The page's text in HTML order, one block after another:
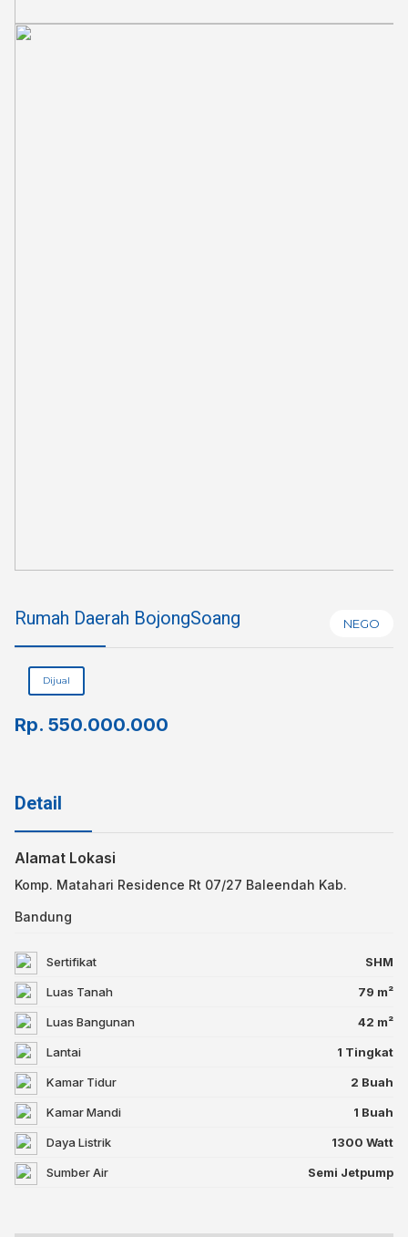
Rumah Daerah BojongSoang NEGO
Dijual
Rp. 550.000.000
Detail
Alamat Lokasi
Komp. Matahari Residence Rt 07/27 Baleendah Kab.
Bandung
Sertifikat SHM
Luas Tanah 79 m²
Luas Bangunan 42 m²
Lantai 1 Tingkat
Kamar Tidur 2 Buah
Kamar Mandi 1 Buah
Daya Listrik 1300 Watt
Sumber Air Semi Jetpump